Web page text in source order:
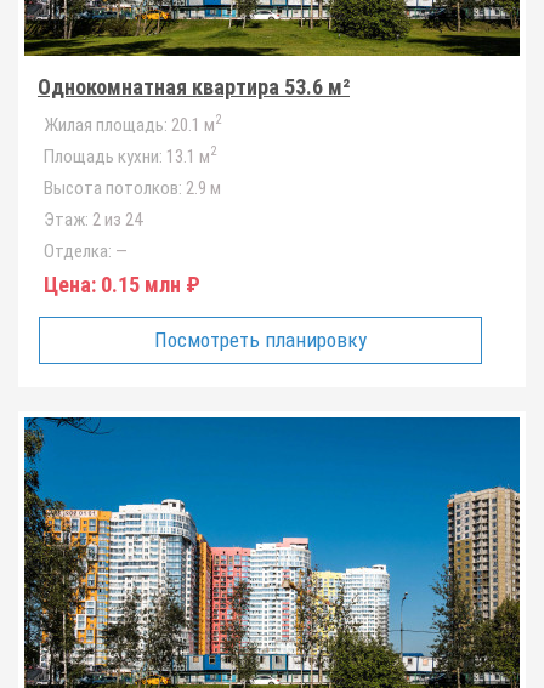
Однокомнатная квартира 53.6 м²
Жилая площадь: 20.1 м2
Площадь кухни: 13.1 м2
Высота потолков: 2.9 м
Этаж: 2 из 24
Отделка: —
Цена: 0.15 млн ₽
Посмотреть планировку